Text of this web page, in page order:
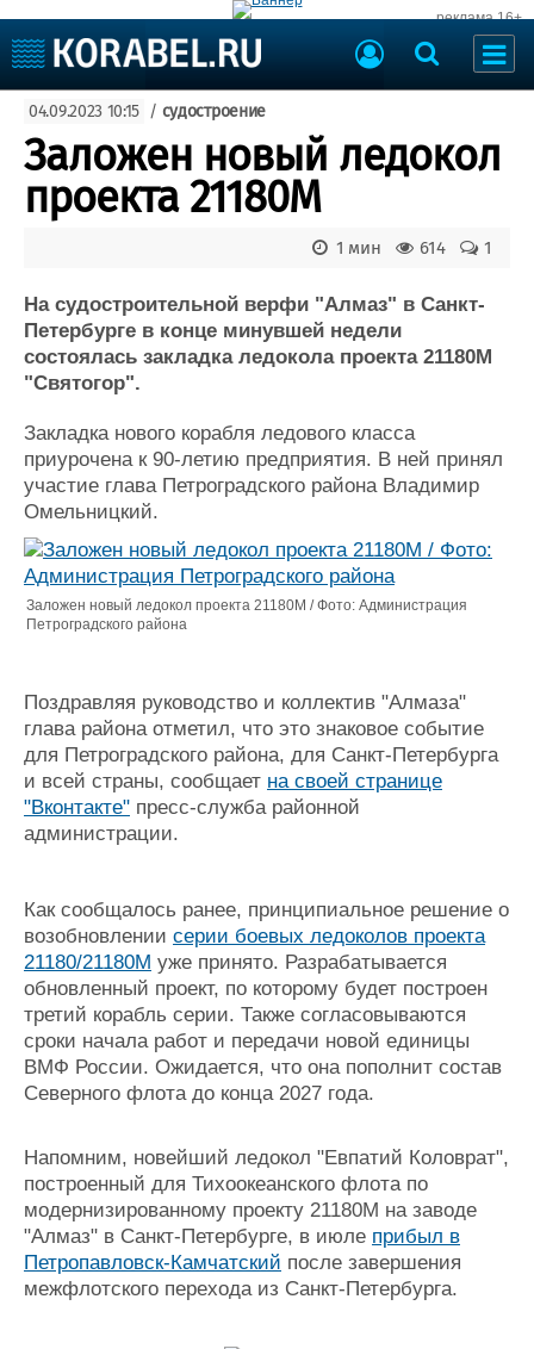
реклама 16+
Судоходство
Судоремонт
События
Порты
Рыболовство
Еще
Судостроение
Пульс
Компании
Репутация
Работа
Крюинг
Журнал
Реклама
Торговая площадка
Оборудование
Изделия
Материалы
Личности
Словарь
Форум
Отзывы
Все службы
04.09.2023 10:15 / судостроение
Заложен новый ледокол
проекта 21180М
1
614
1 мин
На судостроительной верфи "Алмаз" в Санкт-
Петербурге в конце минувшей недели
состоялась закладка ледокола проекта 21180М
"Святогор".
Закладка нового корабля ледового класса
приурочена к 90-летию предприятия. В ней принял
участие глава Петроградского района Владимир
Омельницкий.
Заложен новый ледокол проекта 21180М / Фото: Администрация
Петроградского района
Поздравляя руководство и коллектив "Алмаза"
глава района отметил, что это знаковое событие
для Петроградского района, для Санкт-Петербурга
и всей страны, сообщает на своей странице
"Вконтакте" пресс-служба районной
администрации.
Как сообщалось ранее, принципиальное решение о
возобновлении серии боевых ледоколов проекта
21180/21180М уже принято. Разрабатывается
обновленный проект, по которому будет построен
третий корабль серии. Также согласовываются
сроки начала работ и передачи новой единицы
ВМФ России. Ожидается, что она пополнит состав
Северного флота до конца 2027 года.
Напомним, новейший ледокол "Евпатий Коловрат",
построенный для Тихоокеанского флота по
модернизированному проекту 21180М на заводе
"Алмаз" в Санкт-Петербурге, в июле прибыл в
Петропавловск-Камчатский после завершения
межфлотского перехода из Санкт-Петербурга.